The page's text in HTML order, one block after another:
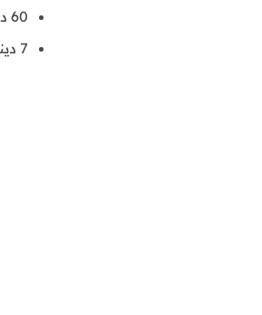
60 دينار كويتي إعادة توزيع الحصص ( في حالة التنازل ) .
7 دينار كويتي تأشيرة السجل التجاري .